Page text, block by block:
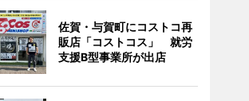
佐賀・与賀町にコストコ再
販店「コストコス」 就労
支援B型事業所が出店